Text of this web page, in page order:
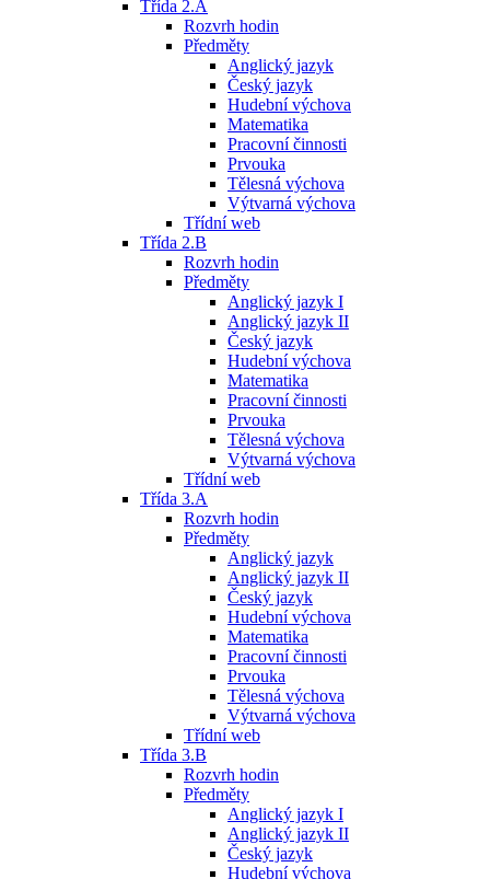
Třída 2.A
Rozvrh hodin
Předměty
Anglický jazyk
Český jazyk
Hudební výchova
Matematika
Pracovní činnosti
Prvouka
Tělesná výchova
Výtvarná výchova
Třídní web
Třída 2.B
Rozvrh hodin
Předměty
Anglický jazyk I
Anglický jazyk II
Český jazyk
Hudební výchova
Matematika
Pracovní činnosti
Prvouka
Tělesná výchova
Výtvarná výchova
Třídní web
Třída 3.A
Rozvrh hodin
Předměty
Anglický jazyk
Anglický jazyk II
Český jazyk
Hudební výchova
Matematika
Pracovní činnosti
Prvouka
Tělesná výchova
Výtvarná výchova
Třídní web
Třída 3.B
Rozvrh hodin
Předměty
Anglický jazyk I
Anglický jazyk II
Český jazyk
Hudební výchova